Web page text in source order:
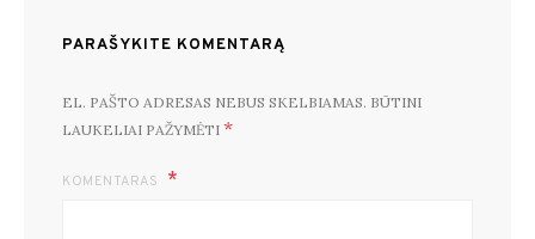
PARAŠYKITE KOMENTARĄ
EL. PAŠTO ADRESAS NEBUS SKELBIAMAS. BŪTINI
LAUKELIAI PAŽYMĖTI *
KOMENTARAS